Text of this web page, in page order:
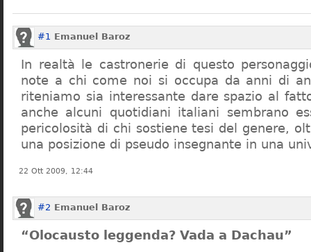
#1 Emanuel Baroz
In realtà le castronerie di questo
note a chi come noi si occupa da anni di
riteniamo sia interessante dare spazio al fatto
anche alcuni quotidiani italiani sembrano
pericolosità di chi sostiene tesi del genere,
una posizione di pseudo insegnante in una
22 Ott 2009, 12:44
#2 Emanuel Baroz
“Olocausto leggenda? Vada a Dachau”